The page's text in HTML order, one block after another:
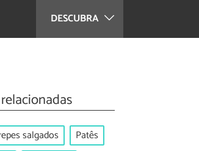
DESCUBRA
salgados
Patês